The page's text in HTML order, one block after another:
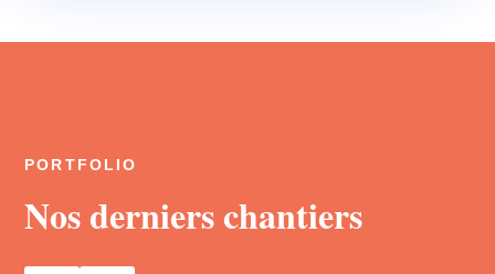
PORTFOLIO
Nos derniers chantiers